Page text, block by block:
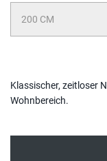
Klassischer, zeitloser
Wohnbereich.